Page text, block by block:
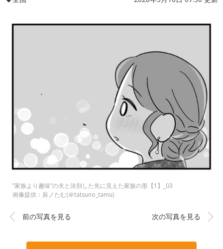
”家族より趣味”の夫と決別した先に見えた家族の形【1】_03
画像提供：辰ノたむ(＠tatsuno_tamu)
前の写真を見る 次の写真を見る